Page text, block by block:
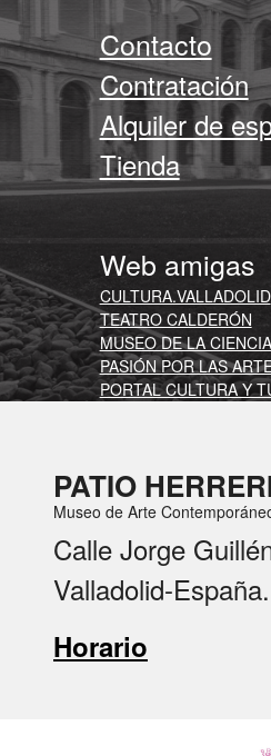
Contacto
Contratación
Alquiler de
Tienda
Web amigas
CULTURA.VALLADOLID
TEATRO CALDERÓN
MUSEO DE LA CIENCIA
PASIÓN POR LAS
PORTAL CULTURA Y
PATIO
Museo de Arte
Calle Jorge
Valladolid-España.
Horario